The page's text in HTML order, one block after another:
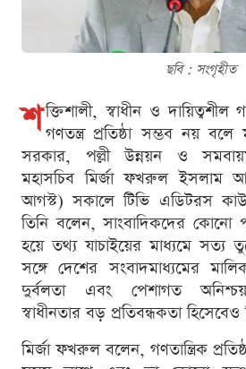
ছবি : সংগৃহীত
শ ক্তিশালী, স্বাধীন ও
গণতন্ত্র প্রতিষ্ঠা সম্ভব নয় বলে
সরকার, পল্লী উন্নয়ন ও
মহাসচিব মির্জা ফখরুল ইসলাম
আগস্ট) সকালে টিভি এডিটরস
তিনি বলেন, সাংবাদিকদের কোনো
হয়ে তথ্য যাচাইয়ের মাধ্যমে
সঙ্গে দেশের সংবাদমাধ্যমের
দুর্বলতা এবং পেশাগত
স্বাধীনতার বড় প্রতিবন্ধকতা
মির্জা ফখরুল বলেন, গণতান্ত্রিক